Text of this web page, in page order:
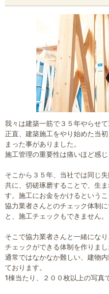
我々は建築一筋で３５年やらせて
正直、建築施工をやり始めた当
まった事がありました。
施工管理の重要性は痛いほど感じ
そこから３５年、当社では同じ
共に、切磋琢磨することで、生
す。施工にお金をかけるというこ
協力業者さんとのチェック体制
と、施工チェックもできません。
そこで協力業者さんと一緒にな
チェックができる体制を作りまし
通常ではなかなか難しい、建物
ております。
1棟当たり、２００枚以上の写真